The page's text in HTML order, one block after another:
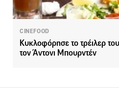
CINEFOOD
Κυκλοφόρησε το τρέιλερ
τον Άντονι Μπουρντέν